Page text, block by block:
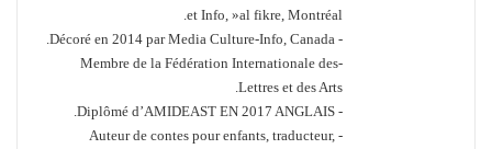
et Info, »al fikre, Montréal.
- Décoré en 2014 par Media Culture-Info, Canada.
-Membre de la Fédération Internationale des
Lettres et des Arts.
- Diplômé d’AMIDEAST EN 2017 ANGLAIS.
- Auteur de contes pour enfants, traducteur,